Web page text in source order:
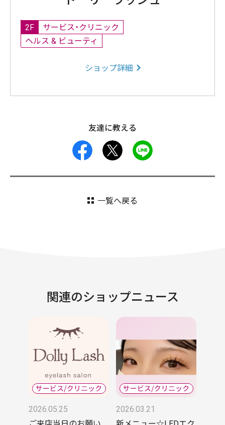
2F
サービス・クリニック
ヘルス & ビューティ
ショップ詳細
友達に教える
facebook
一覧へ戻る
関連のショップニュース
2026.05.25
2026.03.21